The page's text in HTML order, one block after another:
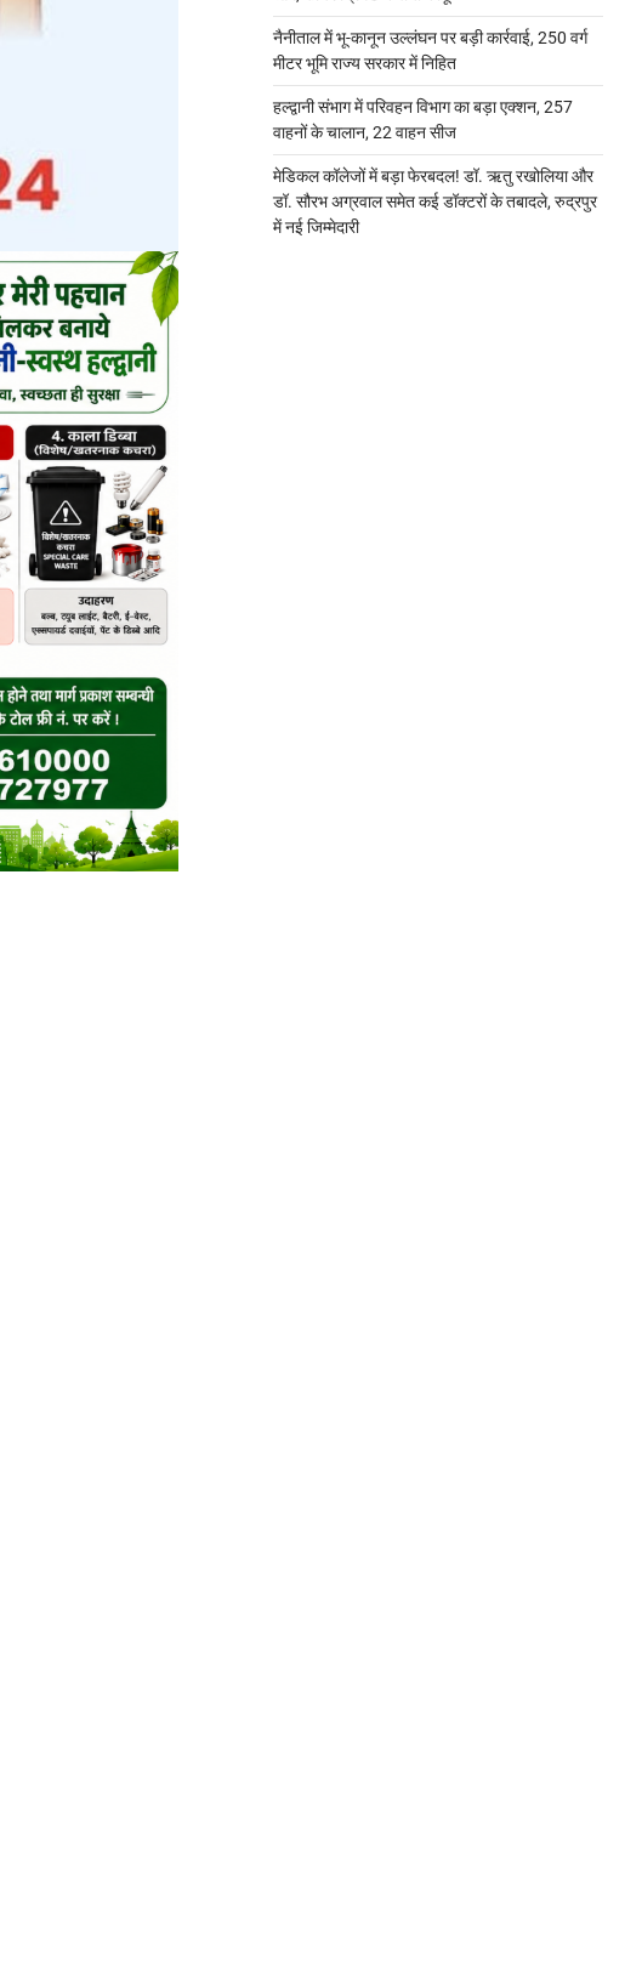
नैनीताल में भू-कानून उल्लंघन पर बड़ी कार्रवाई, 250 वर्ग
मीटर भूमि राज्य सरकार में निहित
हल्द्वानी संभाग में परिवहन विभाग का बड़ा एक्शन, 257
वाहनों के चालान, 22 वाहन सीज
मेडिकल कॉलेजों में बड़ा फेरबदल! डॉ. ऋतु रखोलिया और
डॉ. सौरभ अग्रवाल समेत कई डॉक्टरों के तबादले, रुद्रपुर
में नई जिम्मेदारी